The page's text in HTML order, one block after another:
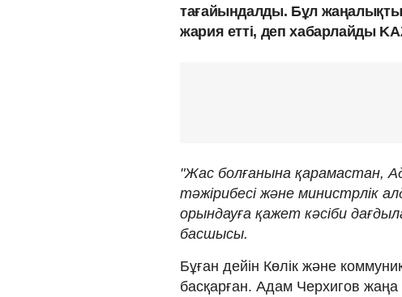
тағайындалды. Бұл
жария етті, деп хабарлайды
"Жас болғанына қарамастан,
тәжірибесі және министрлік
орындауға қажет кәсіби
басшысы.
Бұған дейін Көлік және
басқарған. Адам Черхигов жаңа